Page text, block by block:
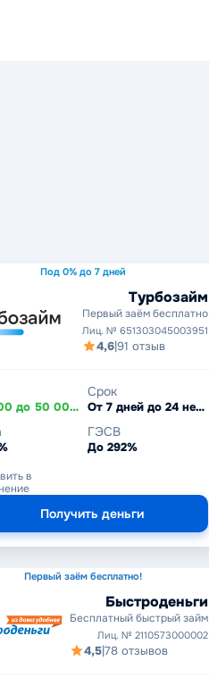
Под 0% до 7 дней
Турбозайм
Первый заём бесплатно
Лиц. № 651303045003951
4,6|91 отзыв
От 3 000 до 50 000 ₽
Срок
От 7 дней до 24 недель
ГЭСВ
До 292%
в
Получить деньги
Первый заём бесплатно!
Быстроденьги
Бесплатный быстрый займ
Лиц. № 2110573000002
4,5|78 отзывов